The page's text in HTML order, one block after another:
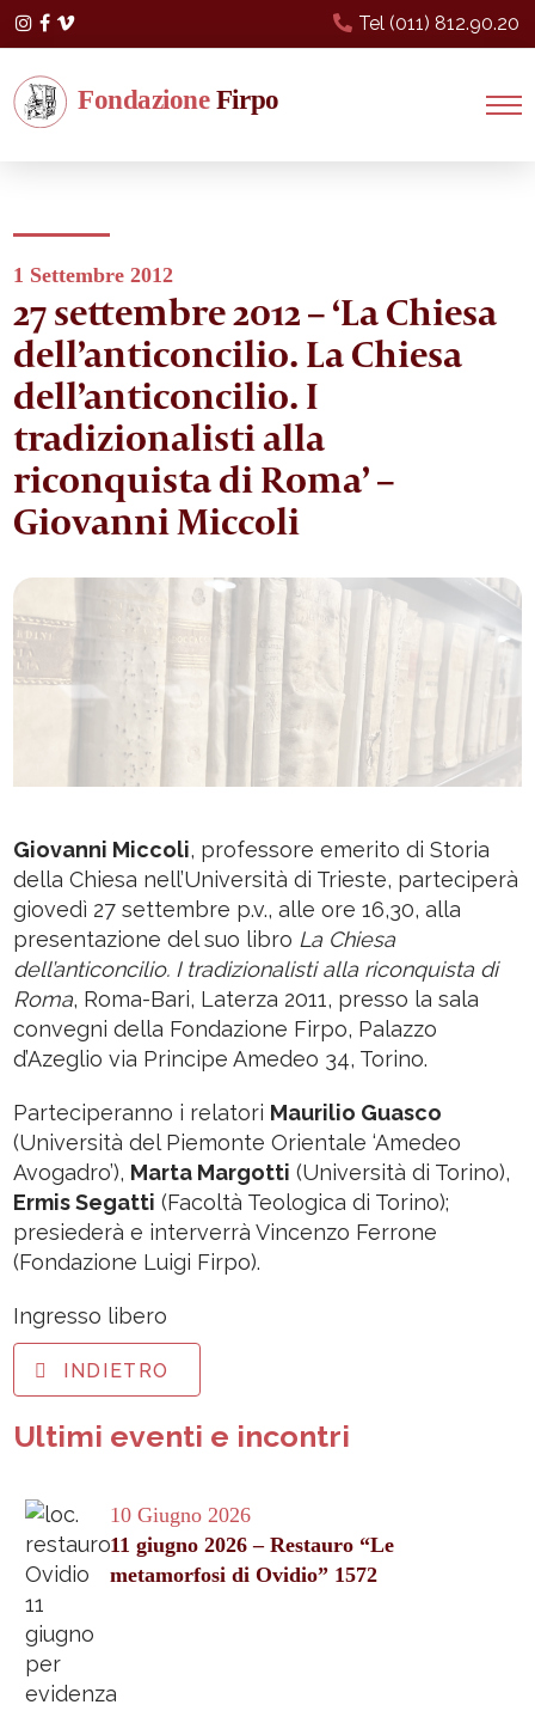
Tel (011) 812.90.20
Instagram
Facebook
Vimeo
1 Settembre 2012
27 settembre 2012 – ‘La Chiesa
dell’anticoncilio. La Chiesa
dell’anticoncilio. I
tradizionalisti alla
riconquista di Roma’ –
Giovanni Miccoli
Giovanni Miccoli, professore emerito di Storia
della Chiesa nell’Università di Trieste, parteciperà
giovedì 27 settembre p.v., alle ore 16,30, alla
presentazione del suo libro La Chiesa
dell’anticoncilio. I tradizionalisti alla riconquista di
Roma, Roma-Bari, Laterza 2011, presso la sala
convegni della Fondazione Firpo, Palazzo
d’Azeglio via Principe Amedeo 34, Torino.
Parteciperanno i relatori Maurilio Guasco
(Università del Piemonte Orientale ‘Amedeo
Avogadro’), Marta Margotti (Università di Torino),
Ermis Segatti (Facoltà Teologica di Torino);
presiederà e interverrà Vincenzo Ferrone
(Fondazione Luigi Firpo).
Ingresso libero
INDIETRO
Ultimi eventi e incontri
10 Giugno 2026
11 giugno 2026 – Restauro “Le
metamorfosi di Ovidio” 1572